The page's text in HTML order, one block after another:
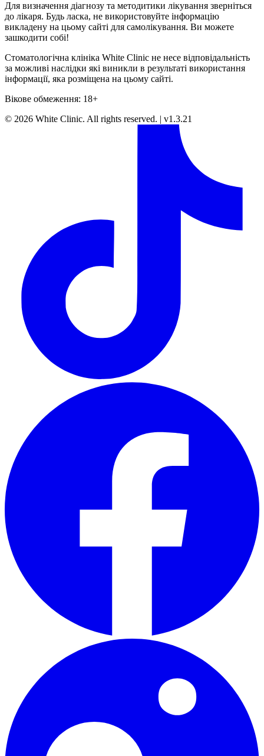
Для визначення діагнозу та методитики лікування зверніться
до лікаря. Будь ласка, не використовуйте інформацію
викладену на цьому сайті для самолікування. Ви можете
зашкодити собі!
Стоматологічна клініка White Clinic не несе відповідальність
за можливі наслідки які виникли в результаті використання
інформації, яка розміщена на цьому сайті.
Вікове обмеження: 18+
© 2026 White Clinic. All rights reserved. | v1.3.21